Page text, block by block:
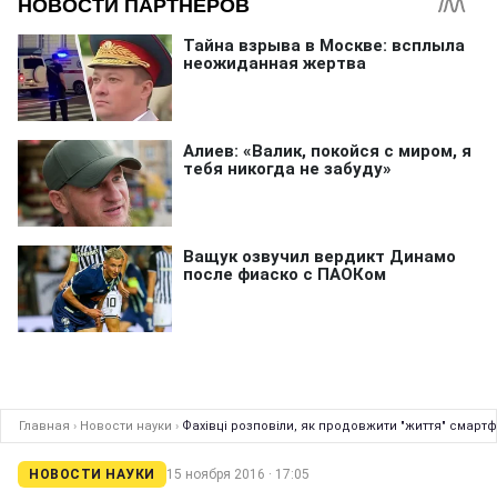
Главная › Новости науки › Фахівці розповіли, як продовжити "життя"
НОВОСТИ НАУКИ 15 ноября 2016 · 17:05